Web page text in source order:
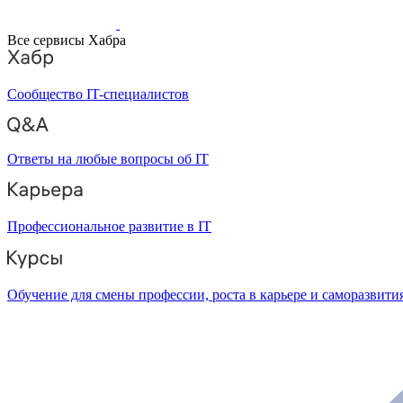
Все сервисы Хабра
Сообщество IT-специалистов
Ответы на любые вопросы об IT
Профессиональное развитие в IT
Обучение для смены профессии, роста в карьере и